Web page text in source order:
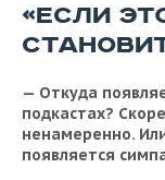
«ЕСЛИ
— Откуда
подкастах?
ненамеренно.
появляется